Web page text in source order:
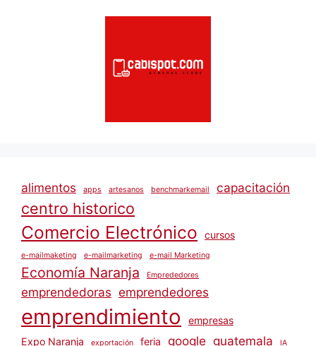
alimentos apps artesanos benchmarkemail capacitación
centro historico
Comercio Electrónico cursos
e-mailmaketing e-mailmarketing e-mail Marketing
Economía Naranja Emprededores
emprendedoras emprendedores
emprendimiento
empresas
Expo Naranja
exportación feria google guatemala IA